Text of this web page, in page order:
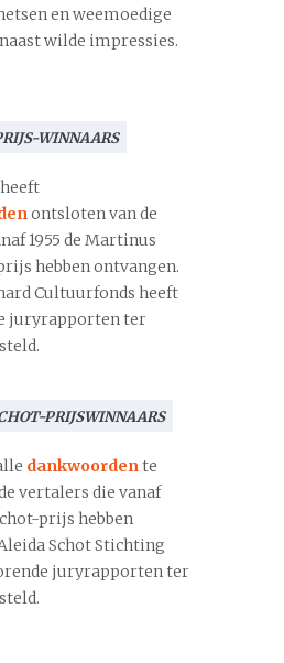
en weemoedige
wilde impressies.
WINNAARS
ontsloten van de
1955 de Martinus
hebben ontvangen.
Cultuurfonds heeft
juryrapporten ter
PRIJSWINNAARS
dankwoordente
vertalers die vanaf
prijs hebben
Schot Stichting
juryrapporten ter